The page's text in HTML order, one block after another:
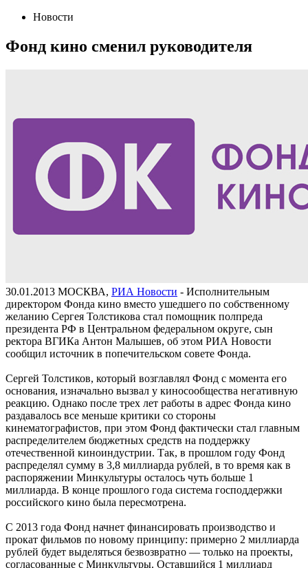
Новости
Фонд кино сменил руководителя
30.01.2013 МОСКВА, РИА Новости - Исполнительным
директором Фонда кино вместо ушедшего по собственному
желанию Сергея Толстикова стал помощник полпреда
президента РФ в Центральном федеральном округе, сын
ректора ВГИКа Антон Малышев, об этом РИА Новости
сообщил источник в попечительском совете Фонда.
Сергей Толстиков, который возглавлял Фонд с момента его
основания, изначально вызвал у киносообщества негативную
реакцию. Однако после трех лет работы в адрес Фонда кино
раздавалось все меньше критики со стороны
кинематографистов, при этом Фонд фактически стал главным
распределителем бюджетных средств на поддержку
отечественной киноиндустрии. Так, в прошлом году Фонд
распределял сумму в 3,8 миллиарда рублей, в то время как в
распоряжении Минкультуры осталось чуть больше 1
миллиарда. В конце прошлого года система господдержки
российского кино была пересмотрена.
С 2013 года Фонд начнет финансировать производство и
прокат фильмов по новому принципу: примерно 2 миллиарда
рублей будет выделяться безвозвратно — только на проекты,
согласованные с Минкультуры. Оставшийся 1 миллиард